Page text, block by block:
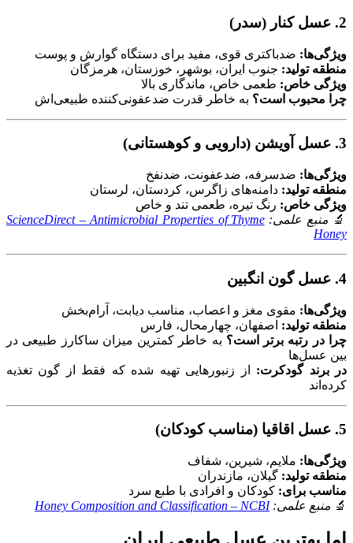
2. عسل کنار (سدر)
ویژگی‌ها: ضدباکتری قوی، مفید برای دستگاه گوارش و پوست
منطقه تولید: جنوب ایران، بوشهر، خوزستان، هرمزگان
ویژگی خاص: طعمی خاص، ماندگاری بالا
چرا محبوب است؟ به خاطر قدرت ضدعفونی‌کننده طبیعی‌اش
3. عسل آویشن (دارویی و کوهستانی)
ویژگی‌ها: ضدسرفه، ضدعفونت، ضدنفخ
منطقه تولید: دامنه‌های زاگرس، کردستان، لرستان
ویژگی خاص: رنگ تیره، طعمی تند و خاص
🔬 منبع علمی:ScienceDirect – Antimicrobial Properties of Thyme
Honey
4. عسل گون انگبین
ویژگی‌ها: مقوی مغز و اعصاب، مناسب دیابت، آرام‌بخش
منطقه تولید: اصفهان، چهارمحال، فارس
چرا در رتبه برتر است؟ به خاطر کمترین میزان ساکارز طبیعی در
بین عسل‌ها
در برند گودکرت: از زنبورهایی تهیه شده که فقط از گون تغذیه
کرده‌اند
5. عسل اقاقیا (مناسب کودکان)
ویژگی‌ها: ملایم، شیرین، شفاف
منطقه تولید: گیلان، مازندران
مناسب برای: کودکان و افرادی با طبع سرد
🔬 منبع علمی:Honey Composition and Classification – NCBI